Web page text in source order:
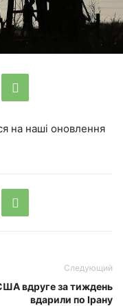
на наші оновлення
Следующий
вдруге за тиждень
вдарили по Ірану